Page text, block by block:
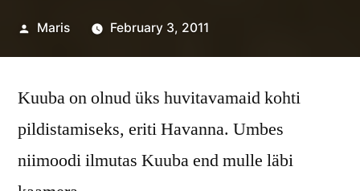
Posted
Maris February 3, 2011
Kuuba on olnud üks huvitavamaid kohti
pildistamiseks, eriti Havanna. Umbes
niimoodi ilmutas Kuuba end mulle läbi